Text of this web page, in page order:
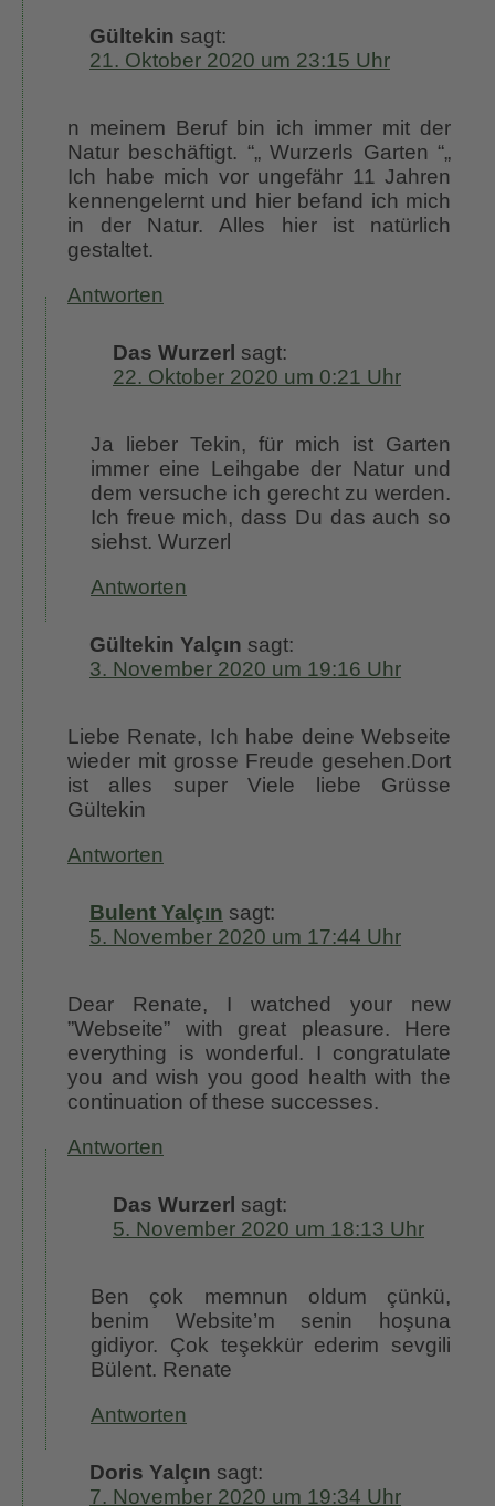
Gültekin sagt:
21. Oktober 2020 um 23:15 Uhr
n meinem Beruf bin ich immer mit der
Natur beschäftigt. “„ Wurzerls Garten “„
Ich habe mich vor ungefähr 11 Jahren
kennengelernt und hier befand ich mich
in der Natur. Alles hier ist natürlich
gestaltet.
Antworten
Das Wurzerl sagt:
22. Oktober 2020 um 0:21 Uhr
Ja lieber Tekin, für mich ist Garten
immer eine Leihgabe der Natur und
dem versuche ich gerecht zu werden.
Ich freue mich, dass Du das auch so
siehst. Wurzerl
Antworten
Gültekin Yalçın sagt:
3. November 2020 um 19:16 Uhr
Liebe Renate, Ich habe deine Webseite
wieder mit grosse Freude gesehen.Dort
ist alles super Viele liebe Grüsse
Gültekin
Antworten
Bulent Yalçın sagt:
5. November 2020 um 17:44 Uhr
Dear Renate, I watched your new
”Webseite” with great pleasure. Here
everything is wonderful. I congratulate
you and wish you good health with the
continuation of these successes.
Antworten
Das Wurzerl sagt:
5. November 2020 um 18:13 Uhr
Ben çok memnun oldum çünkü,
benim Website’m senin hoşuna
gidiyor. Çok teşekkür ederim sevgili
Bülent. Renate
Antworten
Doris Yalçın sagt:
7. November 2020 um 19:34 Uhr